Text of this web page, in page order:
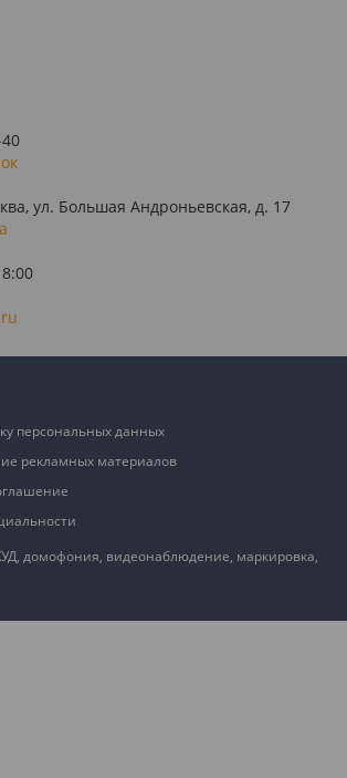
ул. Большая Андроньевская, д. 17
домофония, видеонаблюдение, маркировка,
персональных данных
рекламных материалов